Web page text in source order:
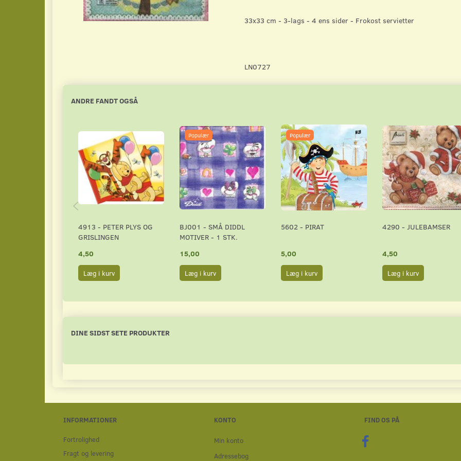
33x33 cm - 3-lags - 4 ens sider - Frokost servietter
LN0727
ANDRE FANDT OGSÅ
4913 - PETER PLYS OG
GRISLINGEN
4,50
Læg i kurv
Populær
BJ001 - SMÅ DIDDL
MOTIVER - 1 STK.
15,00
Læg i kurv
Populær
5602 - PIRAT
5,00
Læg i kurv
4290 - JULEBAMSER
4,50
Læg i kurv
DINE SIDST SETE PRODUKTER
INFORMATIONER
Fortrolighed
Fragt og levering
KONTO
Min konto
Adressebog
FIND OS PÅ